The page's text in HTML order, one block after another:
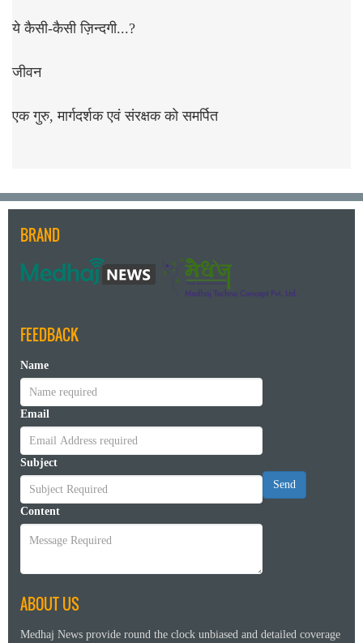
ये कैसी-कैसी ज़िन्दगी...?
जीवन
एक गुरु, मार्गदर्शक एवं संरक्षक को समर्पित
BRAND
FEEDBACK
Name
Email
Subject
Content
Send
ABOUT US
Medhaj News provide round the clock unbiased and detailed coverage